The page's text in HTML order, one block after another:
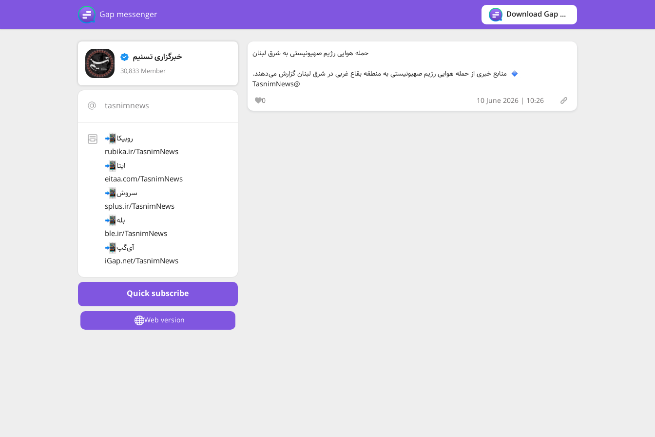
Gap messenger Download Gap messenger
خبرگزاری تسنیم
30,833 Member
tasnimnews
روبیکا
rubika.ir/TasnimNews
ایتا
eitaa.com/TasnimNews
سروش
splus.ir/TasnimNews
بله
ble.ir/TasnimNews
آی‌گپ
iGap.net/TasnimNews
Quick subscribe
Web version
حمله هوایی رژیم صهیونیستی به شرق لبنان
منابع خبری از حمله هوایی رژیم صهیونیستی به منطقه بقاع غربی در شرق لبنان گزارش می‌دهند.
@TasnimNews
0
10 June 2026 | 10:26